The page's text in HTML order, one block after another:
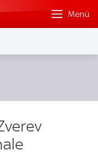
Menü